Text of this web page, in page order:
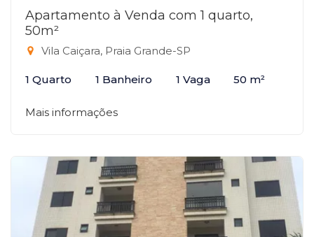
Apartamento à Venda com 1 quarto,
50m²
Vila Caiçara, Praia Grande-SP
1 Quarto 1 Banheiro 1 Vaga 50 m²
Mais informações